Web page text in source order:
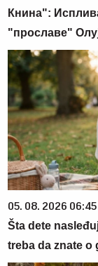
Книна":
"прославе"
05. 08. 2026 06:45
Šta dete
treba da znate o